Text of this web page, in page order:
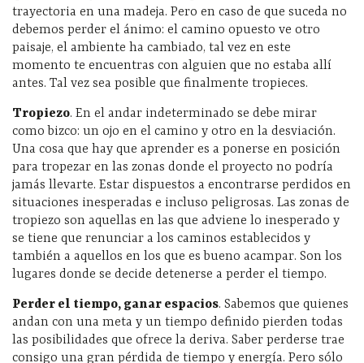
trayectoria en una madeja. Pero en caso de que suceda no
debemos perder el ánimo: el camino opuesto ve otro
paisaje, el ambiente ha cambiado, tal vez en este
momento te encuentras con alguien que no estaba allí
antes. Tal vez sea posible que finalmente tropieces.
Tropiezo. En el andar indeterminado se debe mirar
como bizco: un ojo en el camino y otro en la desviación.
Una cosa que hay que aprender es a ponerse en posición
para tropezar en las zonas donde el proyecto no podría
jamás llevarte. Estar dispuestos a encontrarse perdidos en
situaciones inesperadas e incluso peligrosas. Las zonas de
tropiezo son aquellas en las que adviene lo inesperado y
se tiene que renunciar a los caminos establecidos y
también a aquellos en los que es bueno acampar. Son los
lugares donde se decide detenerse a perder el tiempo.
Perder el tiempo, ganar espacios. Sabemos que quienes
andan con una meta y un tiempo definido pierden todas
las posibilidades que ofrece la deriva. Saber perderse trae
consigo una gran pérdida de tiempo y energía. Pero sólo